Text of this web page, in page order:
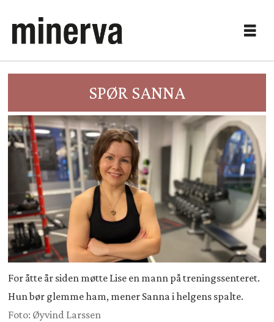
SPØR SANNA
For åtte år siden møtte Lise en mann på treningssenteret.
Hun bør glemme ham, mener Sanna i helgens spalte.
Foto: Øyvind Larssen